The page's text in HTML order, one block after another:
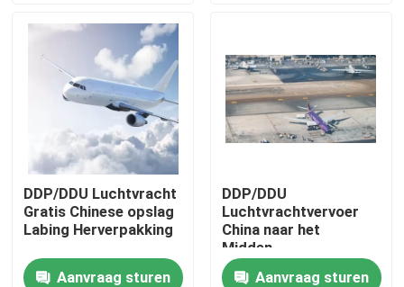
Video's
Over ons
Fabriekstocht
Kwaliteitscontrole
Neem contact met ons op
DDP/DDU Luchtvracht
Gratis Chinese opslag
Labing Herverpakking
Aanvraag sturen
DDP/DDU
Luchtvrachtvervoer
China naar het
Midden-
Oosten/VAE/SA/Dubai
Aanvraag sturen